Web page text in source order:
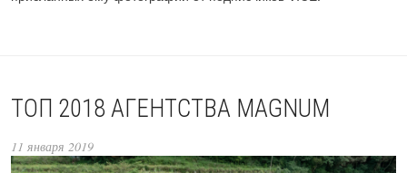
ТОП 2018 АГЕНТСТВА MAGNUM
11 января 2019